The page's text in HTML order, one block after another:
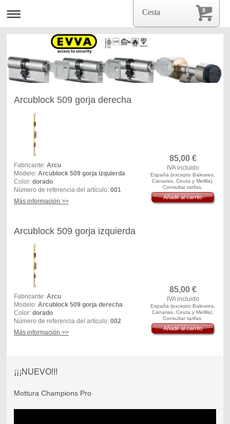
Arcublock 509 gorja derecha
85,00€
IVA incluido
España (excepto Baleares,
Canarias, Ceuta y Melilla).
Consultar tarifas.
Añadir al carrito
Fabricante: Arcu
Modelo: Arcublock 509 gorja izquierda
Color: dorado
Número de referencia del artículo: 001
Más información >>
Arcublock 509 gorja izquierda
85,00€
IVA incluido
España (excepto Baleares,
Canarias, Ceuta y Melilla).
Consultar tarifas.
Añadir al carrito
Fabricante: Arcu
Modelo: Arcublock 509 gorja derecha
Color: dorado
Número de referencia del artículo: 002
Más información >>
¡¡¡NUEVO!!!
Mottura Champions Pro
0
Cesta